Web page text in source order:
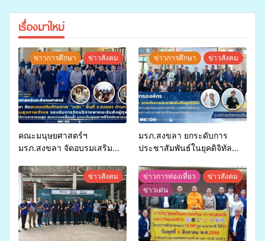
เรื่องมาใหม่
ข่าวการศึกษา ข่าวสังคม
คณะมนุษยศาสตร์ฯ
มรภ.สงขลา จัดอบรมเสริม
จ่ายงบกองทุนสุขภาพตำบล
รองรับการจัดบริการพาหนะรับ
ส่งผู้ทุพพลภาพเพื่อเข้ารับ
บริการสาธารณสุข ลดความ
เหลื่อมล้ำ ยกระดับคุณภาพ
ชีวิตประชาชนอย่างยั่งยืน
ข่าวการศึกษา ข่าวสังคม
มรภ.สงขลา ยกระดับการ
ประชาสัมพันธ์ในยุคดิจิทัล
ข่ายสื่อสารองค์กร ระดมสมอง
วางแนวทางการทำงาน ปูทาง
สู่การสร้างภาพลักษณ์ที่ดีของ
มหาวิทยาลัย
ข่าวสังคม ข่าวการท่องเที่ยว
ข่าวสังคม
ข่าวเด่น